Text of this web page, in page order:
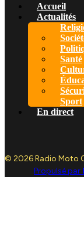
Accueil
Actualités
Santé
Sport
En direct
© 2026 Radio Moto
Propulsé par